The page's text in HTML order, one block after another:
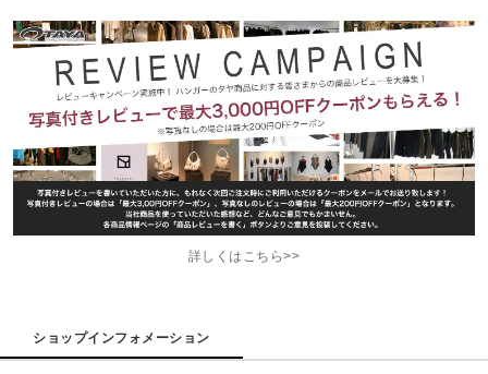
詳しくはこちら>>
ショップインフォメーション